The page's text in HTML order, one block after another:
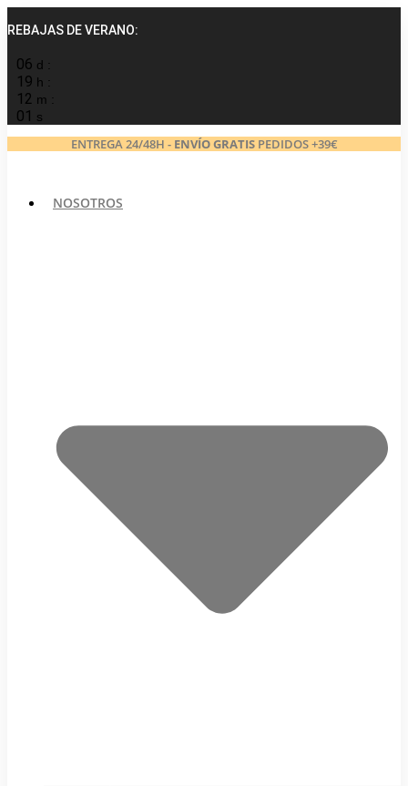
al
REBAJAS DE VERANO:
06 d :
19 h :
12 m :
00 s
ENTREGA 24/48H - ENVÍO GRATISPEDIDOS +39€
NOSOTROS